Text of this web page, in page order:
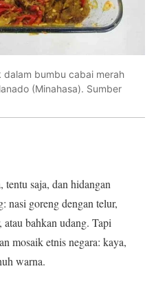
dalam bumbu cabai merah
(Minahasa). Sumber
saja, dan hidangan
nasi goreng dengan telur,
bahkan udang. Tapi
mosaik etnis negara: kaya,
warna.